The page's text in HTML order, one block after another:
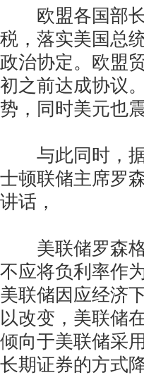
欧盟各国部长
税，落实美国总
政治协定。欧盟
初之前达成协议
势，同时美元也
与此同时，据
士顿联储主席罗
讲话，
美联储罗森格
不应将负利率作
美联储因应经济
以改变，美联储
倾向于美联储采
长期证券的方式